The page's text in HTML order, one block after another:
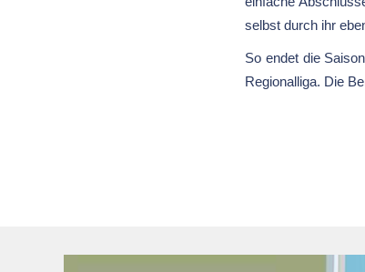
selbst durch ihr
So endet die
Regionalliga. Die